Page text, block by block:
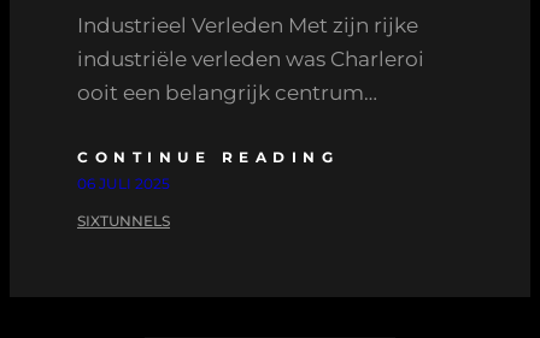
Industrieel Verleden Met zijn rijke
industriële verleden was Charleroi
ooit een belangrijk centrum…
CONTINUE READING
06 JULI 2025
SIXTUNNELS